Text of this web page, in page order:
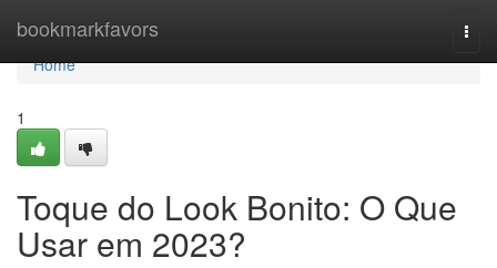
bookmarkfavors
Home
Home
1
Toque do Look Bonito: O Que
Usar em 2023?